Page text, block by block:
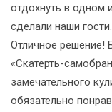
отдохнуть в одном
сделали наши
Отличное решение!
«Скатерть-
замечательного
обязательно